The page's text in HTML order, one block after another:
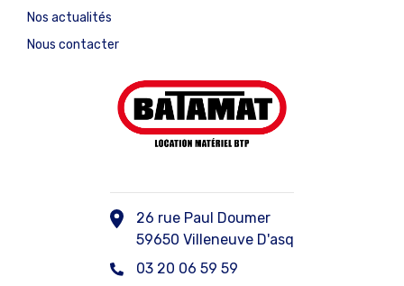
Nos actualités
Nous contacter
26 rue Paul Doumer
59650 Villeneuve D'asq
03 20 06 59 59